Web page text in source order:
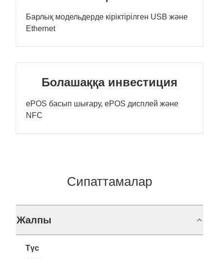
Барлық модельдерде кіріктірілген USB және
Ethernet
Болашаққа инвестиция
ePOS басып шығару, ePOS дисплей және
NFC
Сипаттамалар
Жалпы
Түс